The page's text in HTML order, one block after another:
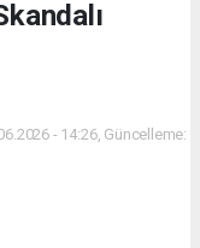
- 14:26, Güncelleme: